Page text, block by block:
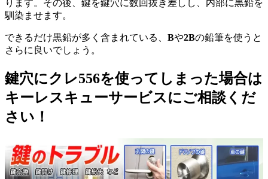
ります。その後、鍵を鍵穴に数回抜き差しし、内部に黒鉛を
馴染ませます。
できるだけ黒鉛が多く含まれている、 Bや2Bの鉛筆を使うと
さらに良いでしょう。
鍵穴にクレ556を使ってしまった場合は
キーレスキューサービスにご相談くだ
さい！